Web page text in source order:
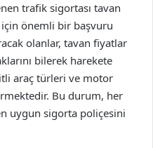
trafik sigortası tavan
önemli bir başvuru
olanlar, tavan fiyatlar
bilerek harekete
araç türleri ve motor
Bu durum, her
uygun sigorta poliçesini